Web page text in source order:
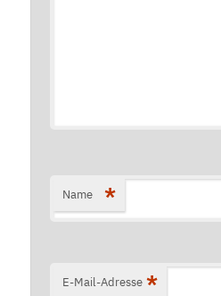
Name *
E-Mail-Adresse *